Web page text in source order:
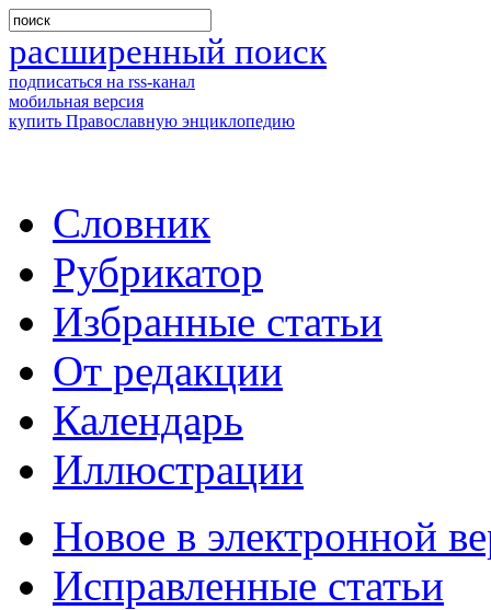
расширенный поиск
подписаться на rss-канал
мобильная версия
купить Православную энциклопедию
Словник
Рубрикатор
Избранные статьи
От редакции
Календарь
Иллюстрации
Новое в электронной
Исправленные статьи